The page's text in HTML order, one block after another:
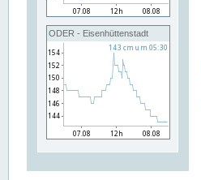
ODER - Eisenhüttenstadt